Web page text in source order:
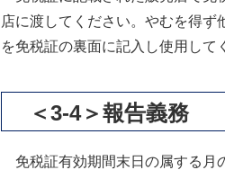
店に渡してください。やむを得
を免税証の裏面に記入し使用して
＜3-4＞報告義務
免税証有効期間末日の属する月